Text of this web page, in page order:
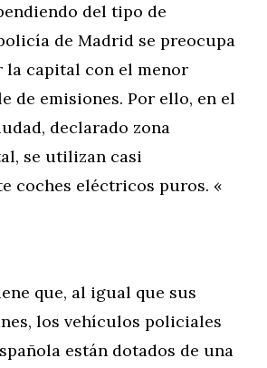
del tipo de
de Madrid se preocupa
la capital con el menor
de emisiones. Por ello, en el
declarado zona
se utilizan casi
coches eléctricos puros. «
que, al igual que sus
los vehículos policiales
están dotados de una